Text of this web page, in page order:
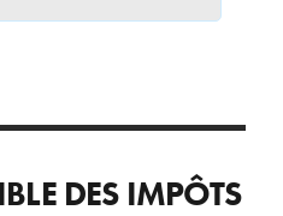
DES IMPÔTS